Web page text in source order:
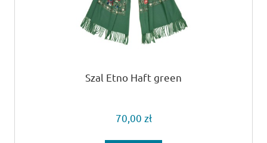
Szal Etno Haft green
70,00 zł